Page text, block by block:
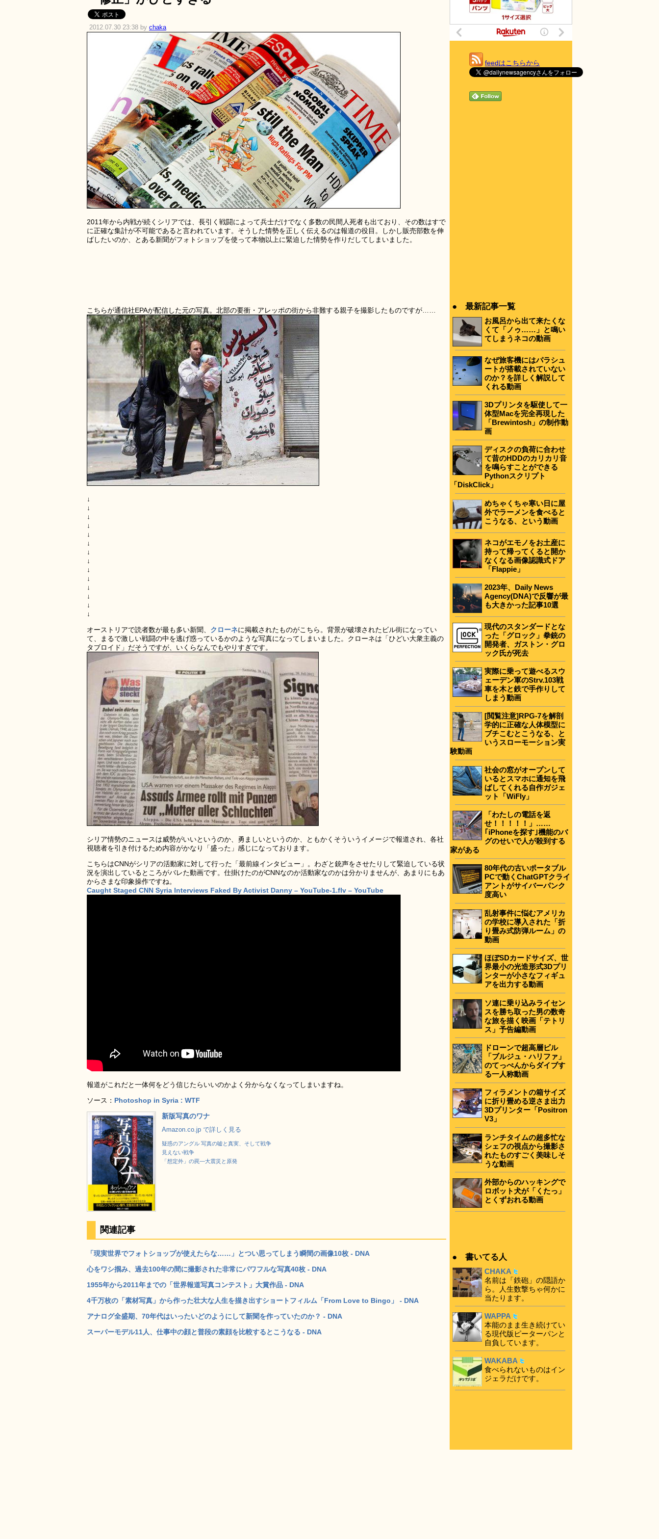
2012.07.30 23:38 by chaka
2011年から内戦が続くシリアでは、長引く戦闘によって兵士だけでなく多数の民間人死者も出ており、その数はすで
に正確な集計が不可能であると言われています。そうした情勢を正しく伝えるのは報道の役目。しかし販売部数を伸
ばしたいのか、とある新聞がフォトショップを使って本物以上に緊迫した情勢を作りだしてしまいました。
こちらが通信社EPAが配信した元の写真。北部の要衝・アレッポの街から非難する親子を撮影したものですが……
↓
↓
↓
↓
↓
↓
↓
↓
↓
↓
↓
↓
↓
↓
オーストリアで読者数が最も多い新聞、 クローネに掲載されたものがこちら。背景が破壊されたビル街になってい
て、まるで激しい戦闘の中を逃げ惑っているかのような写真になってしまいました。クローネは「ひどい大衆主義の
タブロイド」だそうですが、いくらなんでもやりすぎです。
シリア情勢のニュースは威勢がいいというのか、勇ましいというのか、ともかくそういうイメージで報道され、各社
視聴者を引き付けるため内容がかなり「盛った」感じになっております。
こちらはCNNがシリアの活動家に対して行った「最前線インタビュー」。わざと銃声をさせたりして緊迫している状
況を演出しているところがバレた動画です。仕掛けたのがCNNなのか活動家なのかは分かりませんが、あまりにもあ
からさまな印象操作ですね。
Caught Staged CNN Syria Interviews Faked By Activist Danny – YouTube-1.flv – YouTube
報道がこれだと一体何をどう信じたらいいのかよく分からなくなってしまいますね。
ソース： Photoshop in Syria : WTF
新版写真のワナ
Amazon.co.jp で詳しく見る
疑惑のアングル 写真の嘘と真実、そして戦争
見えない戦争
「想定外」の罠―大震災と原発
関連記事
「現実世界でフォトショップが使えたらな……」とつい思ってしまう瞬間の画像10枚 - DNA
心をワシ掴み、過去100年の間に撮影された非常にパワフルな写真40枚 - DNA
1955年から2011年までの「世界報道写真コンテスト」大賞作品 - DNA
4千万枚の「素材写真」から作った壮大な人生を描き出すショートフィルム「From Love to Bingo」 - DNA
アナログ全盛期、70年代はいったいどのようにして新聞を作っていたのか？ - DNA
スーパーモデル11人、仕事中の顔と普段の素顔を比較するとこうなる - DNA
feedはこちらから
● 最新記事一覧
お風呂から出て来たくな
くて「ノゥ……」と鳴い
てしまうネコの動画
なぜ旅客機にはパラシュ
ートが搭載されていない
のか？を詳しく解説して
くれる動画
3Dプリンタを駆使して一
体型Macを完全再現した
「Brewintosh」の制作動
画
ディスクの負荷に合わせ
て昔のHDDのカリカリ音
を鳴らすことができる
Pythonスクリプト
「DiskClick」
めちゃくちゃ寒い日に屋
外でラーメンを食べると
こうなる、という動画
ネコがエモノをお土産に
持って帰ってくると開か
なくなる画像認識式ドア
「Flappie」
2023年、Daily News
Agency(DNA)で反響が最
も大きかった記事10選
現代のスタンダードとな
った「グロック」拳銃の
開発者、ガストン・グロ
ック氏が死去
実際に乗って遊べるスウ
ェーデン軍のStrv.103戦
車を木と鉄で手作りして
しまう動画
[閲覧注意]RPG-7を解剖
学的に正確な人体模型に
ブチこむとこうなる、と
いうスローモーション実
験動画
社会の窓がオープンして
いるとスマホに通知を飛
ばしてくれる自作ガジェ
ット「WiFly」
「わたしの電話を返
せ！！！！！」……
｢iPhoneを探す｣機能のバ
グのせいで人が殺到する
家がある
80年代の古いポータブル
PCで動くChatGPTクライ
アントがサイバーパンク
度高い
乱射事件に悩むアメリカ
の学校に導入された「折
り畳み式防弾ルーム」の
動画
ほぼSDカードサイズ、世
界最小の光造形式3Dプリ
ンターが小さなフィギュ
アを出力する動画
ソ連に乗り込みライセン
スを勝ち取った男の数奇
な旅を描く映画「テトリ
ス」予告編動画
ドローンで超高層ビル
「ブルジュ・ハリファ」
のてっぺんからダイブす
る一人称動画
フィラメントの箱サイズ
に折り畳める逆さま出力
3Dプリンター「Positron
V3」
ランチタイムの超多忙な
シェフの視点から撮影さ
れたものすごく美味しそ
うな動画
外部からのハッキングで
ロボット犬が「くたっ」
とくずおれる動画
● 書いてる人
CHAKA
名前は「鉄砲」の隠語か
ら。人生数撃ちゃ何かに
当たります。
WAPPA
本能のまま生き続けてい
る現代版ピーターパンと
自負しています。
WAKABA
食べられないものはイン
ジェラだけです。